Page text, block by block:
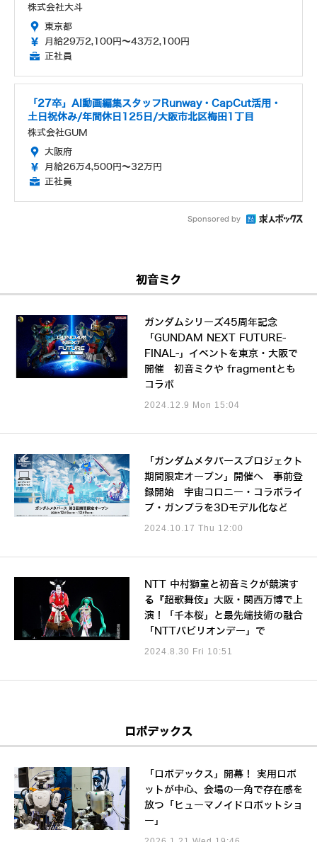
株式会社大斗
東京都
月給29万2,100円～43万2,100円
正社員
「27卒」AI動画編集スタッフRunway・CapCut活用・
土日祝休み/年間休日125日/大阪市北区梅田1丁目
株式会社GUM
大阪府
月給26万4,500円～32万円
正社員
Sponsored by
初音ミク
ガンダムシリーズ45周年記念
「GUNDAM NEXT FUTURE-
FINAL-」イベントを東京・大阪で
開催 初音ミクや fragmentとも
コラボ
2024.12.9 Mon 15:04
「ガンダムメタバースプロジェクト
期間限定オープン」開催へ 事前登
録開始 宇宙コロニー・コラボライ
ブ・ガンプラを3Dモデル化など
2024.10.17 Thu 12:00
NTT 中村獅童と初音ミクが競演す
る『超歌舞伎』大阪・関西万博で上
演！「千本桜」と最先端技術の融合
「NTTパビリオンデー」で
2024.8.30 Fri 10:51
ロボデックス
「ロボデックス」開幕！ 実用ロボ
ットが中心、会場の一角で存在感を
放つ「ヒューマノイドロボットショ
ー」